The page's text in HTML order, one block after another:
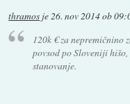
thramos je26. nov 2014 ob
120k € za nepremičnino
povsod po Sloveniji
stanovanje.